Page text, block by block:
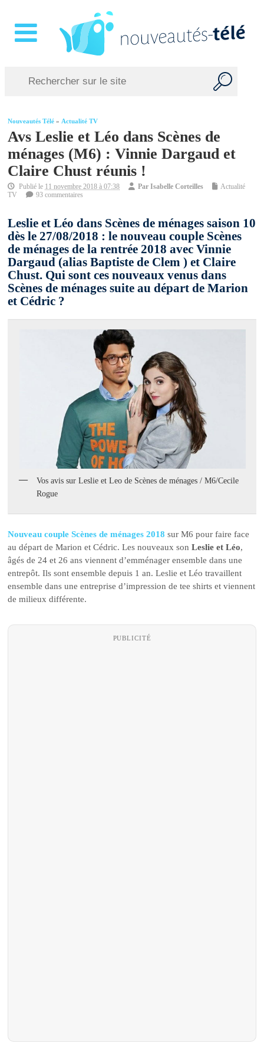
Nouveautés Télé »Actualité TV
Avs Leslie et Léo dans Scènes de
ménages (M6) : Vinnie Dargaud et
Claire Chust réunis !
Publié le 11 novembre 2018 à 07:38 ParIsabelle Corteilles
Actualité
TV
93 commentaires
Leslie et Léo dans Scènes de ménages saison 10
dès le 27/08/2018 : le nouveau couple Scènes
de ménages de la rentrée 2018 avec Vinnie
Dargaud (alias Baptiste de Clem ) et Claire
Chust. Qui sont ces nouveaux venus dans
Scènes de ménages suite au départ de Marion
et Cédric ?
Vos avis sur Leslie et Leo de Scènes de ménages / M6/Cecile
Rogue
Nouveau couple Scènes de ménages 2018 sur M6 pour faire face
au départ de Marion et Cédric. Les nouveaux sonLeslie et Léo,
âgés de 24 et 26 ans viennent d’emménager ensemble dans une
entrepôt. Ils sont ensemble depuis 1 an. Leslie et Léo travaillent
ensemble dans une entreprise d’impression de tee shirts et viennent
de milieux différente.
PUBLICITÉ